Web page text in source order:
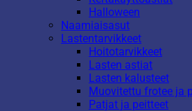
Halloween
Naamiaisasut
Lastentarvikkeet
Hoitotarvikkeet
Lasten astiat
Lasten kalusteet
Muovitettu frotee ja
Patjat ja peitteet